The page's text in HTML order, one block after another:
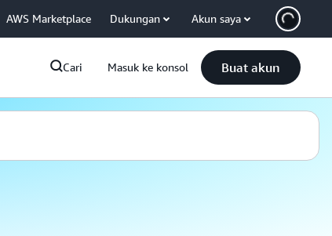
AWS Marketplace Dukungan Akun saya
Cari Masuk ke konsol Buat akun